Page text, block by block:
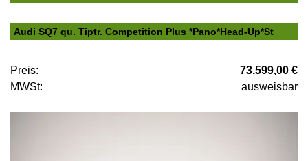
Audi SQ7 qu. Tiptr. Competition Plus *Pano*Head-Up*St
Preis:
73.599,00 €
MWSt:
ausweisbar